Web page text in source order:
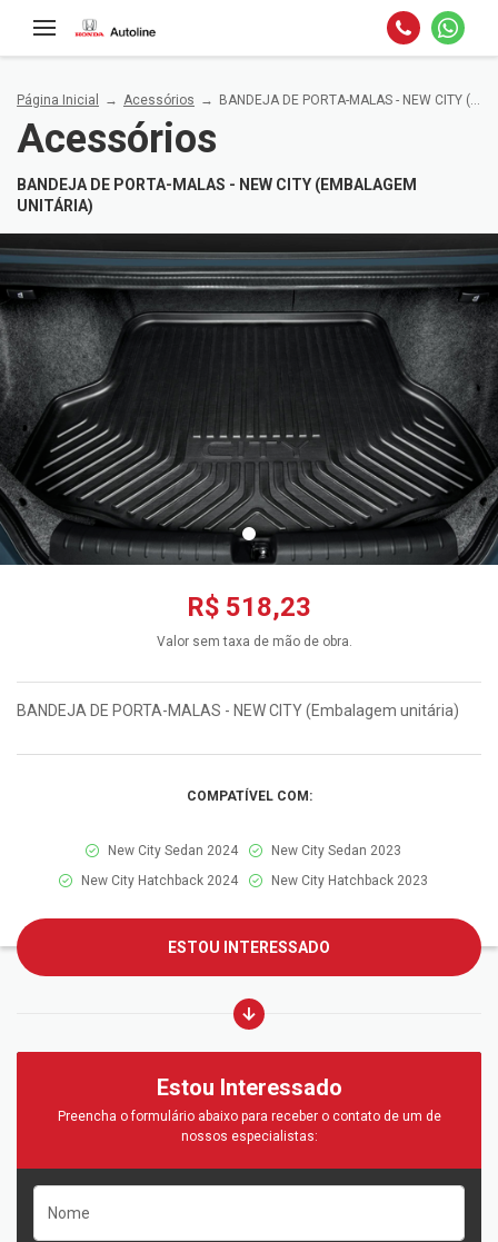
Página Inicial Acessórios BANDEJA DE PORTA-MALAS - NEW CITY (Embalagem unitária)
Acessórios
BANDEJA DE PORTA-MALAS - NEW CITY (EMBALAGEM
UNITÁRIA)
R$ 518,23
Valor sem taxa de mão de obra.
BANDEJA DE PORTA-MALAS - NEW CITY (Embalagem unitária)
COMPATÍVEL COM:
New City Sedan 2024
New City Sedan 2023
New City Hatchback 2024
New City Hatchback 2023
ESTOU INTERESSADO
Estou Interessado
Preencha o formulário abaixo para receber o contato de um de
nossos especialistas: